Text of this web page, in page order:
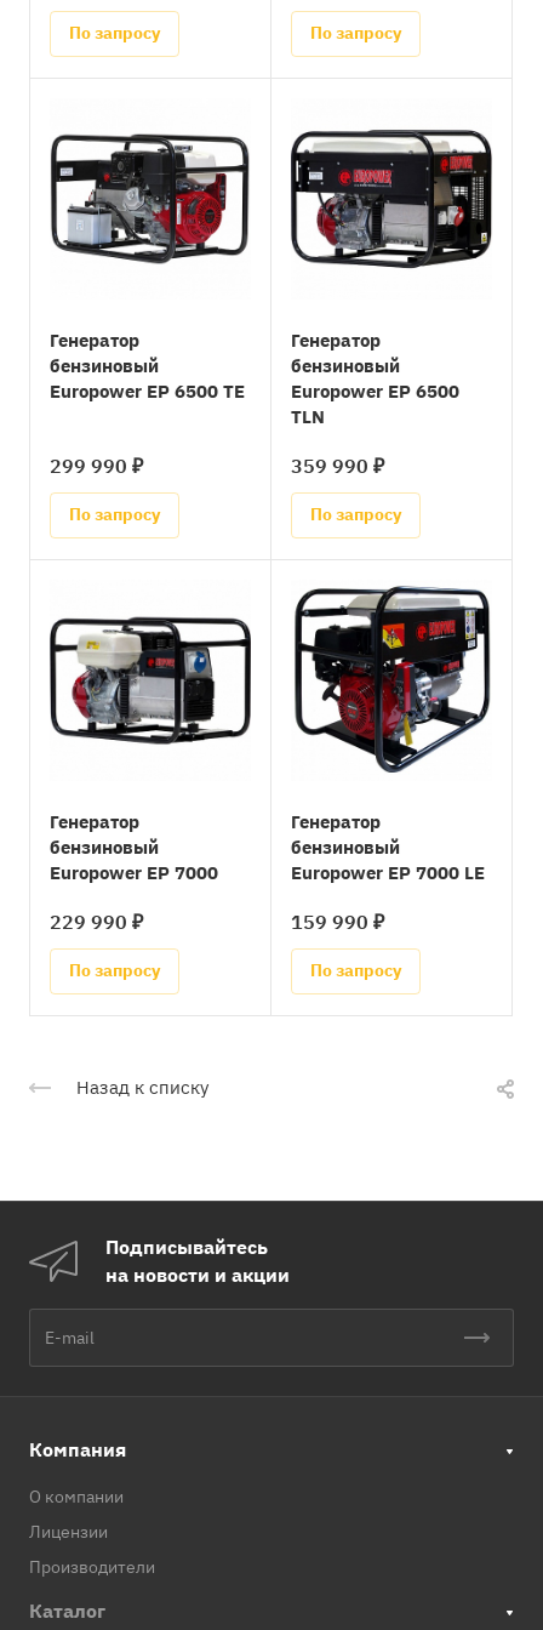
По запросу По запросу
Генератор
бензиновый
Europower EP 6500 TE
299 990 ₽
По запросу
Генератор
бензиновый
Europower ЕР 6500
TLN
359 990 ₽
По запросу
Генератор
бензиновый
Europower EP 7000
229 990 ₽
По запросу
Генератор
бензиновый
Europower EP 7000 LЕ
159 990 ₽
По запросу
Назад к списку
Подписывайтесь
на новости и акции
Компания
О компании
Лицензии
Производители
Каталог